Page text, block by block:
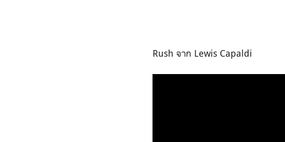
Rush จาก Lewis Capaldi